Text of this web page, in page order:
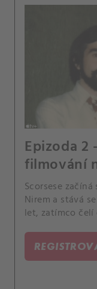
Epizoda 2
filmování
Scorsese
Nirem a stává
let, zatímco čelí